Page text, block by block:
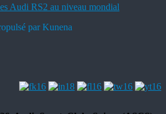
Audi RS2 au niveau mondial
parKunena